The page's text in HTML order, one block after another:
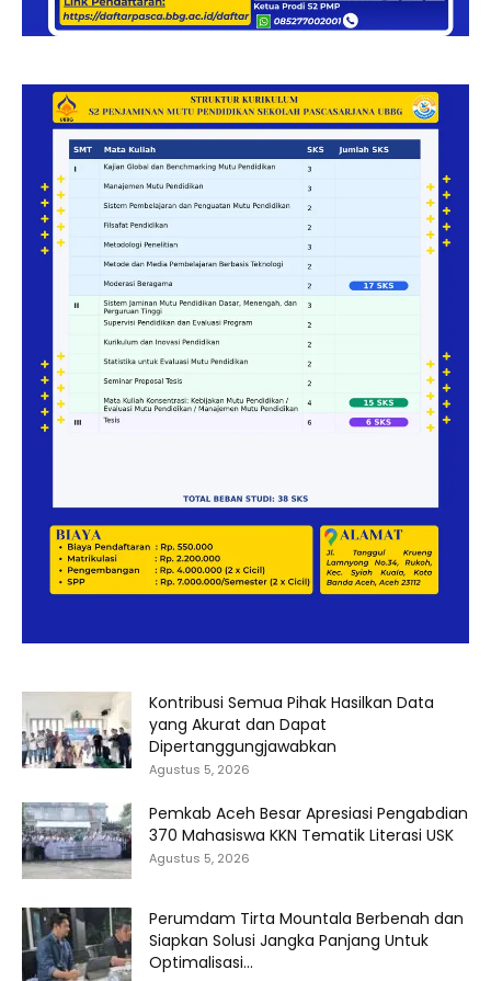
Kontribusi Semua Pihak Hasilkan Data
yang Akurat dan Dapat
Dipertanggungjawabkan
Agustus 5, 2026
Pemkab Aceh Besar Apresiasi Pengabdian
370 Mahasiswa KKN Tematik Literasi USK
Agustus 5, 2026
Perumdam Tirta Mountala Berbenah dan
Siapkan Solusi Jangka Panjang Untuk
Optimalisasi...